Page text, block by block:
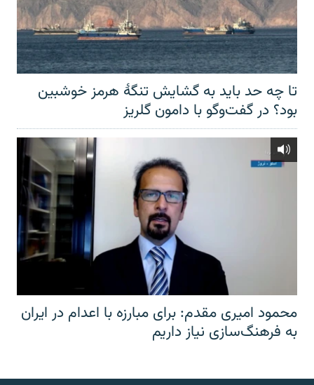
تا چه حد باید به گشایش تنگهٔ هرمز خوشبین
بود؟ در گفت‌وگو با دامون گلریز
محمود امیری مقدم: برای مبارزه با اعدام در ایران
به فرهنگ‌سازی نیاز داریم